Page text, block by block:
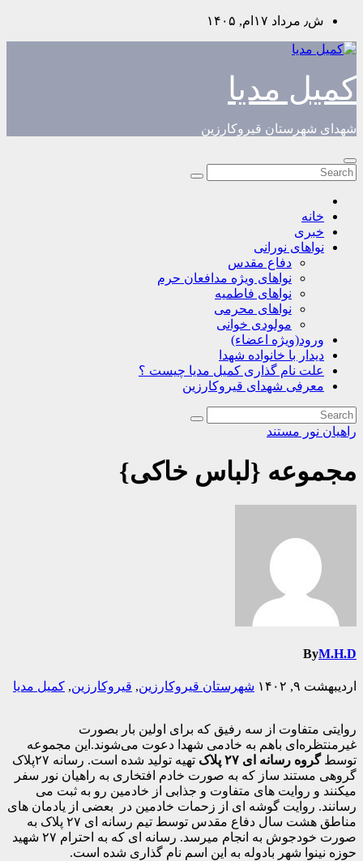
Skip
content
ش٫ مرداد ۱۷ام, ۱۴۰۵
کمیل مدیا
شهدای شهرستان قیروکارزین
خانه
خبری
نواهای نورانی
دفاع مقدس
نواهای ویژه مدافعان حرم
نواهای فاطمیه
نواهای محرمی
مولودی خوانی
ورود(ویژه اعضاء)
دیدار با خانواده شهدا
علت نام گذاری کمیل مدیا چیست ؟
معرفی شهدای قیروکارزین
راهیان نور مستند
مجموعه {لباس خاکی}
ByM.H.D
اردیبهشت ۹, ۱۴۰۲ شهرستان قیروکارزین, قیروکارزین, کمیل مدیا
روایتی متفاوت از سه رفیق که برای اولین بار بصورت
غیرمنتظره‌ای باهم به خادمی شهدا دعوت می‌شوند.این مجموعه
توسطگروه رسانه ای ۲۷ پلاک
تهیه تولید شده است. رسانه ۲۷پلاک
گروهی مستند ساز که به صورت خادم افتخاری به راهیان نور سفر
میکنند و روایت های متفاوت و جذابی از خادمین رو به ثبت می
رسانند. روایت گوشه ای از زحمات خادمین در بعضی از یادمان های
مناطق هشت سال دفاع مقدس توسط تیم رسانه ای ۲۷ پلاک به
صورت خودجوش به انجام میرسد. رسانه ای که به احترام ۲۷ شهید
حوزه نینوا شهر بادوله به این اسم نام گذاری شده است.